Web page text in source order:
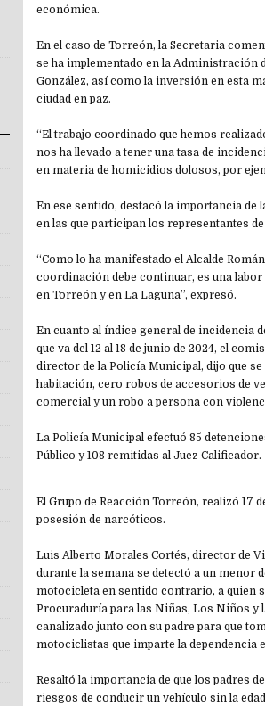
económica.
En el caso de Torreón, la Secretaria
se ha implementado en la Administración
González, así como la inversión en esta
ciudad en paz.
“El trabajo coordinado que hemos
nos ha llevado a tener una tasa de
en materia de homicidios dolosos, por
En ese sentido, destacó la importancia de
en las que participan los representantes
“Como lo ha manifestado el Alcalde
coordinación debe continuar, es una
en Torreón y en La Laguna”, expresó.
En cuanto al índice general de incidencia
que va del 12 al 18 de junio de 2024, el
director de la Policía Municipal, dijo que
habitación, cero robos de accesorios de
comercial y un robo a persona con
La Policía Municipal efectuó 85
Público y 108 remitidas al Juez Calificador.
El Grupo de Reacción Torreón, realizó 17
posesión de narcóticos.
Luis Alberto Morales Cortés, director de
durante la semana se detectó a un menor
motocicleta en sentido contrario, a quien
Procuraduría para las Niñas, Los Niños y
canalizado junto con su padre para que
motociclistas que imparte la dependencia
Resaltó la importancia de que los padres
riesgos de conducir un vehículo sin la